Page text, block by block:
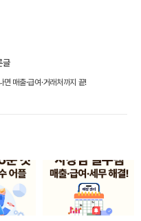
글
면 매출·급여·거래처까지 끝!